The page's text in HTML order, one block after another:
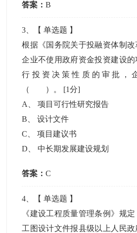
答案：B
3 、【单选题 】
根据《国务院关于投融资体制
企业不使用政府资金投资建设
行投资决策性质的审批，
（ ）。 [1分]
A
、项目可行性研究报告
B 、设计文件
C 、项目建议书
D
中长期发展建设规划
答案：C
4 、【单选题 】
《建设工程质量管理条例》
工图设计文件报县级以上人民